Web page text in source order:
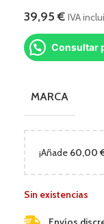
39,95€ IVA
Consultar
MARCA
¡Añade 60,00
Sin existencias